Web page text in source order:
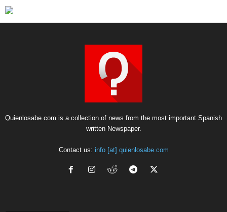
Quienlosabe.com is a collection of news from the most important Spanish
written Newspaper.
Contact us: info [at] quienlosabe.com